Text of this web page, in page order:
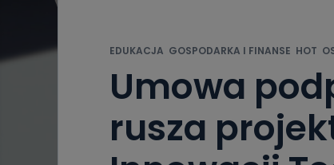
EDUKACJA GOSPODARKA I FINANSE HOT
Umowa
rusza